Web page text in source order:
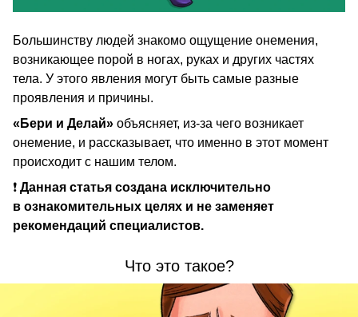
Большинству людей знакомо ощущение онемения,
возникающее порой в ногах, руках и других частях
тела. У этого явления могут быть самые разные
проявления и причины.
«Бери и Делай» объясняет, из-за чего возникает
онемение, и рассказывает, что именно в этот момент
происходит с нашим телом.
❗ Данная статья создана исключительно
в ознакомительных целях и не заменяет
рекомендаций специалистов.
Что это такое?